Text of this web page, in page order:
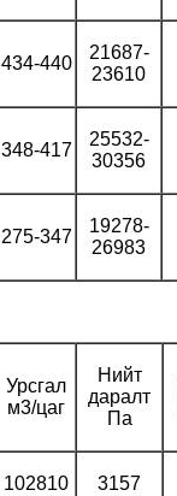
434-440
21687-
23610
348-417
25532-
30356
275-347
19278-
26983
Урсгал
м3/цаг
Нийт
даралт
Па
102810
3157